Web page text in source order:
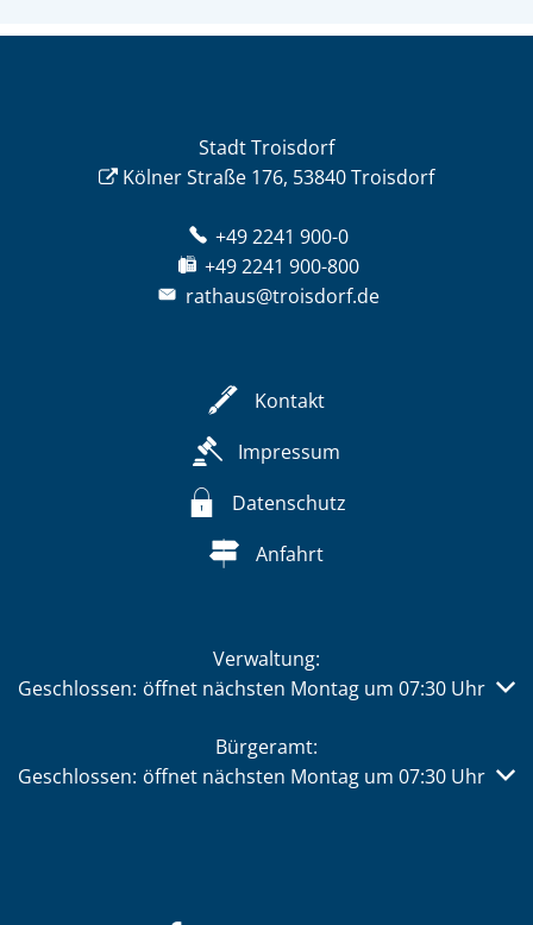
Stadt Troisdorf
Kölner Straße 176, 53840 Troisdorf
+49 2241 900-0
+49 2241 900-800
rathaus@troisdorf.de
Kontakt
Impressum
Datenschutz
Anfahrt
Verwaltung:
Klicken, um weitere Öffnungs- oder Schließzeiten
Geschlossen: öffnet nächsten Montag um 07:30 Uhr
Bürgeramt:
Klicken, um weitere Öffnungs- oder Schließzeiten
Geschlossen: öffnet nächsten Montag um 07:30 Uhr